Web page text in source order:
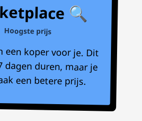
🔍
Hoogste prijs
een koper voor je. Dit
dagen duren, maar je
een betere prijs.